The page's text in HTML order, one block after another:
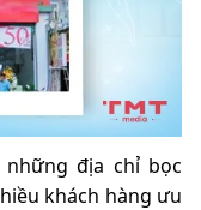
địa chỉ bọc
khách hàng ưu